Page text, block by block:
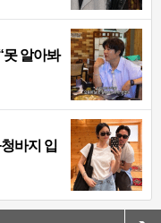
알아봐
바지 입